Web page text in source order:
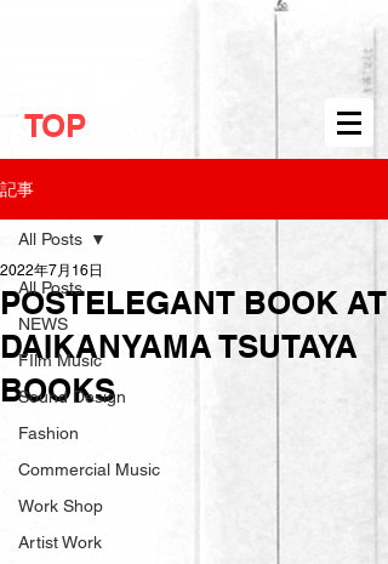
TOP
記事
All Posts
NEWS
FIlm Music
Sound Design
Fashion
Commercial Music
Work Shop
Artist Work
All Posts
POSTELEGANT BOOK AT
DAIKANYAMA TSUTAYA
BOOKS
2022年7月16日